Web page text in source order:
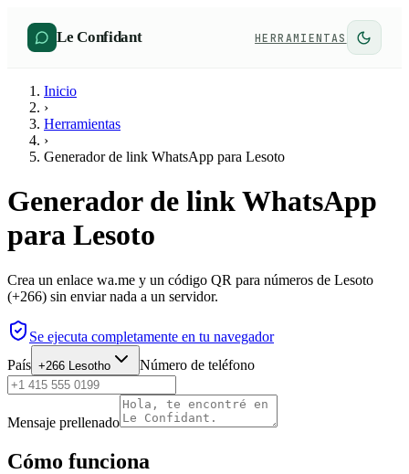
Le Confidant HERRAMIENTAS
Inicio
›
Herramientas
›
Generador de link WhatsApp para Lesoto
Generador de link WhatsApp
para Lesoto
Crea un enlace wa.me y un código QR para números de Lesoto
(+266) sin enviar nada a un servidor.
Se ejecuta completamente en tu navegador
País +266 Lesotho Número de teléfono
Mensaje prellenado
Cómo funciona